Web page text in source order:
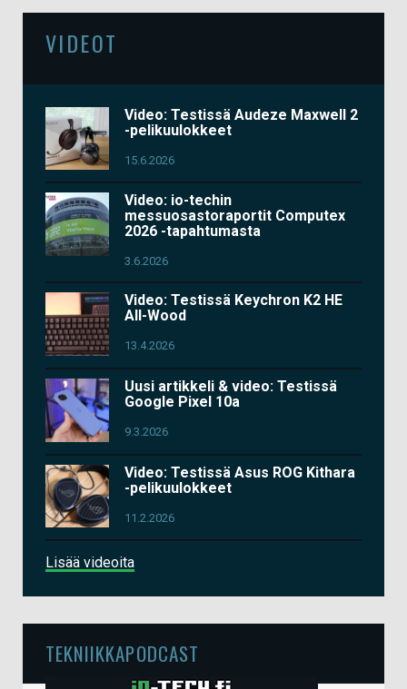
VIDEOT
Video: Testissä Audeze Maxwell 2
-pelikuulokkeet
15.6.2026
Video: io-techin
messuosastoraportit Computex
2026 -tapahtumasta
3.6.2026
Video: Testissä Keychron K2 HE
All-Wood
13.4.2026
Uusi artikkeli & video: Testissä
Google Pixel 10a
9.3.2026
Video: Testissä Asus ROG Kithara
-pelikuulokkeet
11.2.2026
Lisää videoita
TEKNIIKKAPODCAST